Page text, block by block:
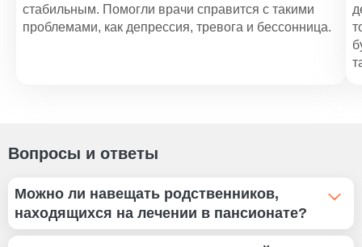
стабильным. Помогли врачи справится с такими
проблемами, как депрессия, тревога и бессонница.
Вопросы и ответы
Можно ли навещать родственников,
находящихся на лечении в пансионате?